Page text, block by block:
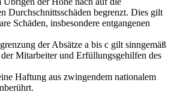
Durchschnittsschäden begrenzt. Dies gilt
Schäden, insbesondere entgangenen
der Absätze a bis c gilt sinngemäß
Mitarbeiter und Erfüllungsgehilfen des
Haftung aus zwingendem nationalem